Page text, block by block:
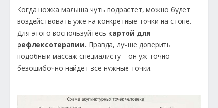
Когда ножка малыша чуть подрастет, можно будет
воздействовать уже на конкретные точки на стопе.
Для этого воспользуйтесь картой для
рефлексотерапии. Правда, лучше доверить
подобный массаж специалисту – он уж точно
безошибочно найдет все нужные точки.